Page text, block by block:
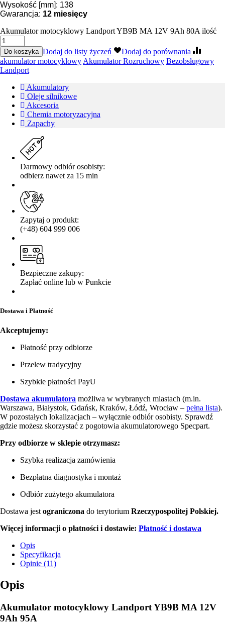
Wysokość [mm]: 138
Gwarancja: 12 miesięcy
Akumulator motocyklowy Landport YB9B MA 12V 9Ah 80A ilość
Do koszyka Dodaj do listy życzeń
Dodaj do porównania
Tagi:
akumulator motocyklowy Akumulator Rozruchowy Bezobsługowy
Landport
Akumulatory
Oleje silnikowe
Akcesoria
Chemia motoryzacyjna
Zapachy
Darmowy odbiór osobisty:
odbierz nawet za 15 min
Zapytaj o produkt:
(+48) 604 999 006
Bezpieczne zakupy:
Zapłać online lub w Punkcie
Dostawa i Płatność
Akceptujemy:
Płatność przy odbiorze
Przelew tradycyjny
Szybkie płatności PayU
Dostawa akumulatora możliwa w wybranych miastach (m.in.
Warszawa, Białystok, Gdańsk, Kraków, Łódź, Wrocław – pełna lista).
W pozostałych lokalizacjach – wyłącznie odbiór osobisty. Sprawdź
gdzie możesz skorzystać z pogotowia akumulatorowego Specpart.
Przy odbiorze w sklepie otrzymasz:
Szybka realizacja zamówienia
Bezpłatna diagnostyka i montaż
Odbiór zużytego akumulatora
Dostawa jest ograniczona do terytorium Rzeczypospolitej Polskiej.
Więcej informacji o płatności i dostawie: Płatność i dostawa
Opis
Specyfikacja
Opinie (11)
Opis
Akumulator motocyklowy Landport YB9B MA 12V
9Ah 95A